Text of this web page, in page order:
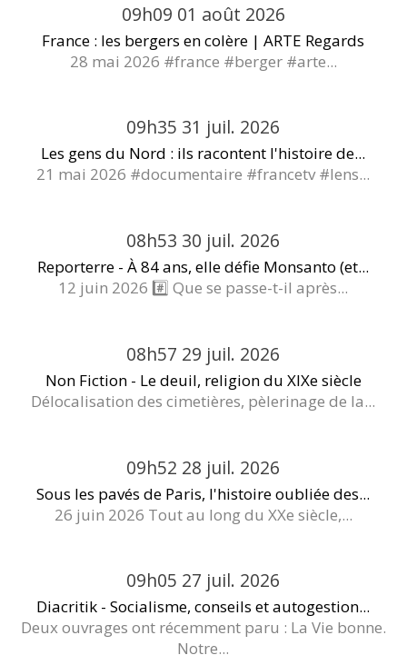
09h09 01 août 2026
France : les bergers en colère | ARTE Regards
28 mai 2026 #france #berger #arte...
09h35 31 juil. 2026
Les gens du Nord : ils racontent l'histoire de...
21 mai 2026 #documentaire #francetv #lens...
08h53 30 juil. 2026
Reporterre - À 84 ans, elle défie Monsanto (et...
12 juin 2026 #️⃣ Que se passe-t-il après...
08h57 29 juil. 2026
Non Fiction - Le deuil, religion du XIXe siècle
Délocalisation des cimetières, pèlerinage de la...
09h52 28 juil. 2026
Sous les pavés de Paris, l'histoire oubliée des...
26 juin 2026 Tout au long du XXe siècle,...
09h05 27 juil. 2026
Diacritik - Socialisme, conseils et autogestion...
Deux ouvrages ont récemment paru : La Vie bonne.
Notre...